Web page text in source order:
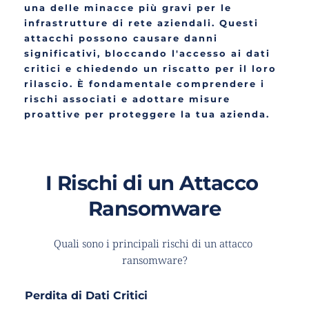
una delle minacce più gravi per le
infrastrutture di rete aziendali. Questi
attacchi possono causare danni
significativi, bloccando l'accesso ai dati
critici e chiedendo un riscatto per il loro
rilascio. È fondamentale comprendere i
rischi associati e adottare misure
proattive per proteggere la tua azienda.
I Rischi di un Attacco
Ransomware
Quali sono i principali rischi di un attacco
ransomware?
Perdita di Dati Critici